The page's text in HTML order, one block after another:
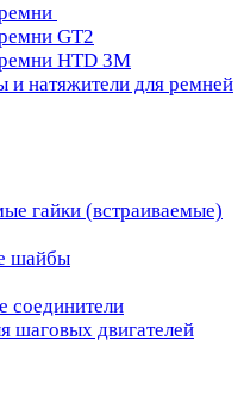
GT2
HTD 3M
и натяжители для ремней
гайки (встраиваемые)
шайбы
соединители
шаговых двигателей